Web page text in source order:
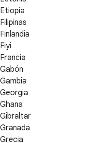
Etiopía
Filipinas
Finlandia
Fiyi
Francia
Gabón
Gambia
Georgia
Ghana
Gibraltar
Granada
Grecia